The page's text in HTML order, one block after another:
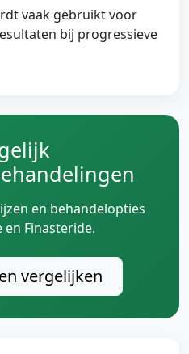
vaak gebruikt voor
bij progressieve
en behandelopties
en Finasteride.
vergelijken